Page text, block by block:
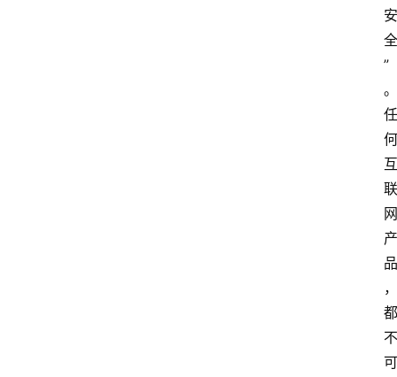
安
全
”
。
任
何
互
联
网
产
品
，
都
不
可